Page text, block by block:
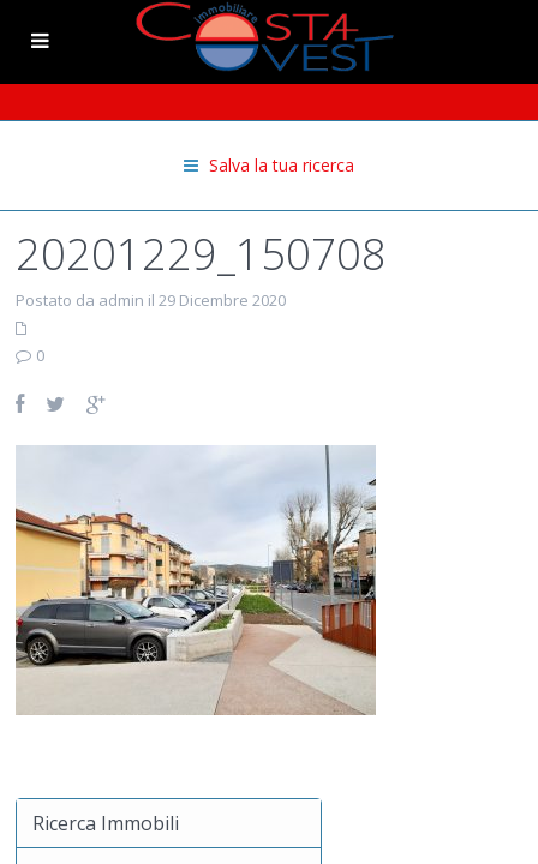
Salva la tua ricerca
20201229_150708
Postato da admin il 29 Dicembre 2020
0
Ricerca Immobili